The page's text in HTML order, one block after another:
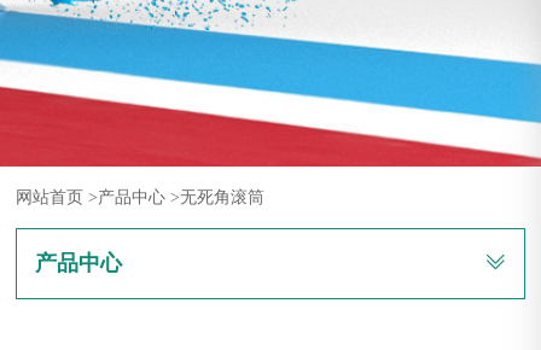
网站首页 >产品中心 >无死角滚筒
产品中心